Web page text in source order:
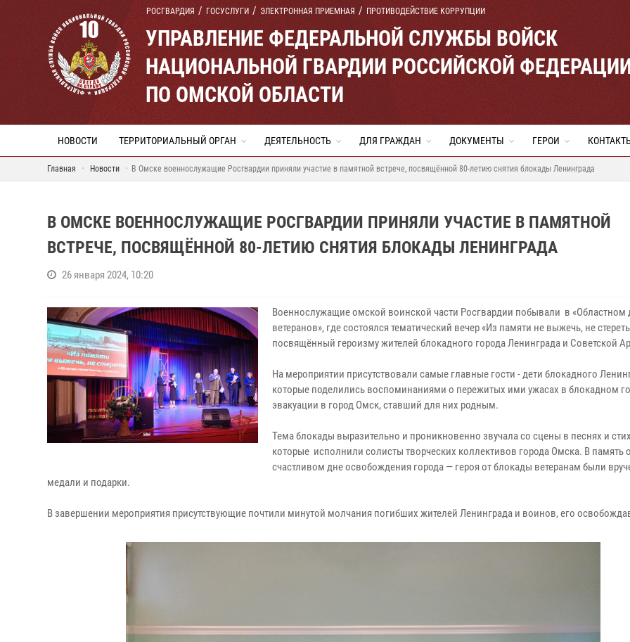
РОСГВАРДИЯ ГОСУСЛУГИ ЭЛЕКТРОННАЯ ПРИЕМНАЯ ПРОТИВОДЕЙСТВИЕ КОРРУПЦИИ
УПРАВЛЕНИЕ ФЕДЕРАЛЬНОЙ СЛУЖБЫ ВОЙСК
НАЦИОНАЛЬНОЙ ГВАРДИИ РОССИЙСКОЙ
ПО ОМСКОЙ ОБЛАСТИ
НОВОСТИ ТЕРРИТОРИАЛЬНЫЙ ОРГАН ДЕЯТЕЛЬНОСТЬ ДЛЯ ГРАЖДАН ДОКУМЕНТЫ ГЕРОИ
Главная Новости В Омске военнослужащие Росгвардии приняли участие в памятной встрече, посвящённой 80-летию снятия блокады Ленинграда
В ОМСКЕ ВОЕННОСЛУЖАЩИЕ РОСГВАРДИИ ПРИНЯЛИ УЧАСТИЕ В ПАМЯТНОЙ
ВСТРЕЧЕ, ПОСВЯЩЁННОЙ 80-ЛЕТИЮ СНЯТИЯ БЛОКАДЫ ЛЕНИНГРАДА
26 января 2024, 10:20
Военнослужащие омской воинской части Росгвардии побывали в «Областном
ветеранов», где состоялся тематический вечер «Из памяти не выжечь, не
посвящённый героизму жителей блокадного города Ленинграда и Советской
На мероприятии присутствовали самые главные гости - дети блокадного
которые поделились воспоминаниями о пережитых ими ужасах в блокадном
эвакуации в город Омск, ставший для них родным.
Тема блокады выразительно и проникновенно звучала со сцены в песнях и
которые исполнили солисты творческих коллективов города Омска. В память о
счастливом дне освобождения города — героя от блокады ветеранам были
медали и подарки.
В завершении мероприятия присутствующие почтили минутой молчания погибших жителей Ленинграда и воинов, его